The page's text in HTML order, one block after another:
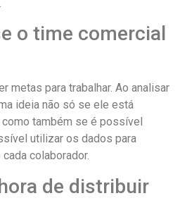
o time comercial
metas para trabalhar. Ao analisar
ideia não só se ele está
também se é possível
utilizar os dados para
colaborador.
de distribuir